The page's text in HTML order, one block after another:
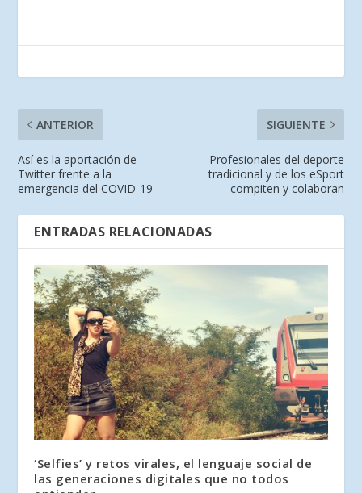
ANTERIOR
Así es la aportación de
Twitter frente a la
emergencia del COVID-19
SIGUIENTE
Profesionales del deporte
tradicional y de los eSport
compiten y colaboran
ENTRADAS RELACIONADAS
‘Selfies’ y retos virales, el lenguaje social de
las generaciones digitales que no todos